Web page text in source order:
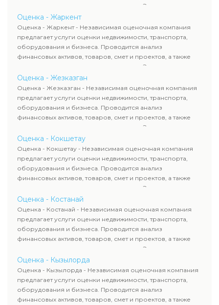
оценка животных и недропользования. Эксперты
определяют рыночную стоимость имущества и
рассчитывают ущерб. Все отчеты соответствуют
требованиям законодательства и используются для
сделок, кредитования и судебных процессов.
Оценка - Жаркент
Оценка - Жаркент - Независимая оценочная компания
предлагает услуги оценки недвижимости, транспорта,
оборудования и бизнеса. Проводится анализ
финансовых активов, товаров, смет и проектов, а также
оценка животных и недропользования. Эксперты
определяют рыночную стоимость имущества и
рассчитывают ущерб. Все отчеты соответствуют
требованиям законодательства и используются для
сделок, кредитования и судебных процессов.
Оценка - Жезказган
Оценка - Жезказган - Независимая оценочная компания
предлагает услуги оценки недвижимости, транспорта,
оборудования и бизнеса. Проводится анализ
финансовых активов, товаров, смет и проектов, а также
оценка животных и недропользования. Эксперты
определяют рыночную стоимость имущества и
рассчитывают ущерб. Все отчеты соответствуют
требованиям законодательства и используются для
сделок, кредитования и судебных процессов.
Оценка - Кокшетау
Оценка - Кокшетау - Независимая оценочная компания
предлагает услуги оценки недвижимости, транспорта,
оборудования и бизнеса. Проводится анализ
финансовых активов, товаров, смет и проектов, а также
оценка животных и недропользования. Эксперты
определяют рыночную стоимость имущества и
рассчитывают ущерб. Все отчеты соответствуют
требованиям законодательства и используются для
сделок, кредитования и судебных процессов.
Оценка - Костанай
Оценка - Костанай - Независимая оценочная компания
предлагает услуги оценки недвижимости, транспорта,
оборудования и бизнеса. Проводится анализ
финансовых активов, товаров, смет и проектов, а также
оценка животных и недропользования. Эксперты
определяют рыночную стоимость имущества и
рассчитывают ущерб. Все отчеты соответствуют
требованиям законодательства и используются для
сделок, кредитования и судебных процессов.
Оценка - Кызылорда
Оценка - Кызылорда - Независимая оценочная компания
предлагает услуги оценки недвижимости, транспорта,
оборудования и бизнеса. Проводится анализ
финансовых активов, товаров, смет и проектов, а также